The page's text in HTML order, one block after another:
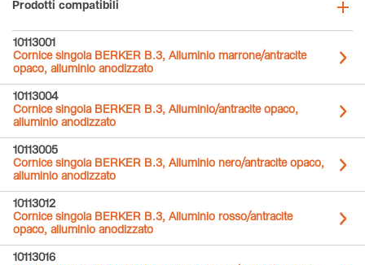
Prodotti compatibili
10113001
Cornice singola BERKER B.3, Alluminio marrone/antracite
opaco, alluminio anodizzato
10113004
Cornice singola BERKER B.3, Alluminio/antracite opaco,
alluminio anodizzato
10113005
Cornice singola BERKER B.3, Alluminio nero/antracite opaco,
alluminio anodizzato
10113012
Cornice singola BERKER B.3, Alluminio rosso/antracite
opaco, alluminio anodizzato
10113016